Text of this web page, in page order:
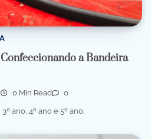
a Bandeira
0 Min Read 0
ano, 4º ano e 5º ano.